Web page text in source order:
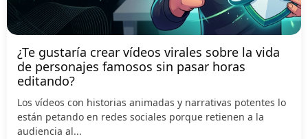
¿Te gustaría crear vídeos virales sobre la vida
de personajes famosos sin pasar horas
editando?
Los vídeos con historias animadas y narrativas potentes lo
están petando en redes sociales porque retienen a la
audiencia al...